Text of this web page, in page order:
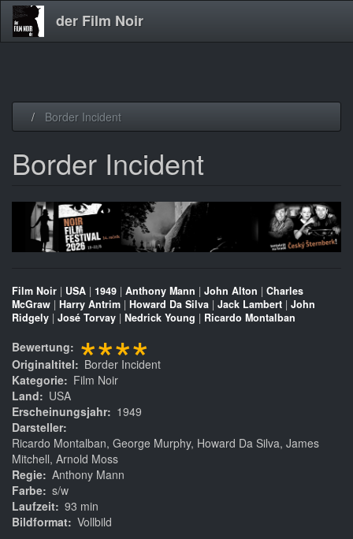
der Film Noir
Border Incident
Border Incident
Film Noir | USA | 1949 | Anthony Mann | John Alton | Charles
McGraw | Harry Antrim | Howard Da Silva | Jack Lambert | John
Ridgely | José Torvay | Nedrick Young | Ricardo Montalban
Bewertung ****
Originaltitel
Border Incident
Kategorie
Film Noir
Land
USA
Erscheinungsjahr
1949
Darsteller
Ricardo Montalban, George Murphy, Howard Da Silva, James
Mitchell, Arnold Moss
Regie Anthony Mann
Farbe s/w
Laufzeit 93 min
Bildformat Vollbild